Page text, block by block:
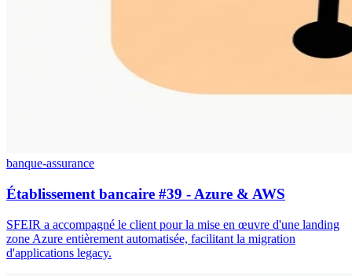
banque-assurance
Établissement bancaire #39 - Azure & AWS
SFEIR a accompagné le client pour la mise en œuvre d'une landing
zone Azure entièrement automatisée, facilitant la migration
d'applications legacy.